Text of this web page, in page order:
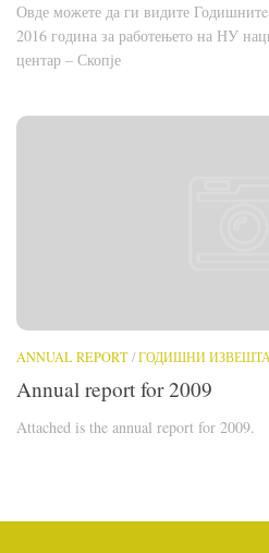
Овде можете да ги видите
2016 година за работењето на НУ
центар – Скопје
ANNUAL REPORT/ГОДИШНИ
Annual report for 2009
Attached is the annual report for 2009.